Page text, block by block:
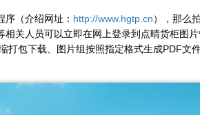
（介绍网址： http://www.hgtp.cn），那么
关人员可以立即在网上登录到点晴货柜图
打包下载、图片组按照指定格式生成PDF文